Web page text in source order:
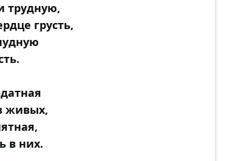
трудную,
грусть,
живых,
в них.